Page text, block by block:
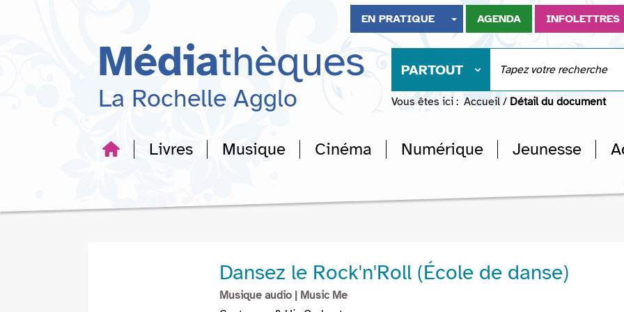
recherche
EN PRATIQUE AGENDA INFOLETTRES
Médiathèques
La Rochelle Agglo
PARTOUT
Vous êtes ici : Accueil / Détail du document
Livres Musique Cinéma Numérique Jeunesse
Dansez le Rock'n'Roll (École de danse)
Musique audio | Music Me